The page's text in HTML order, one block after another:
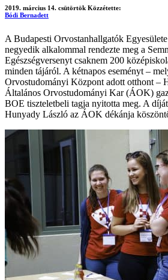
2019. március 14. csütörtök Közzétette:
Bódi Bernadett
A Budapesti Orvostanhallgatók
negyedik alkalommal rendezte meg a
Egészségversenyt csaknem 200
minden tájáról. A kétnapos eseményt –
Orvostudományi Központ adott otthont –
Általános Orvostudományi Kar (ÁOK)
BOE tiszteletbeli tagja nyitotta meg. A
Hunyady László az ÁOK dékánja